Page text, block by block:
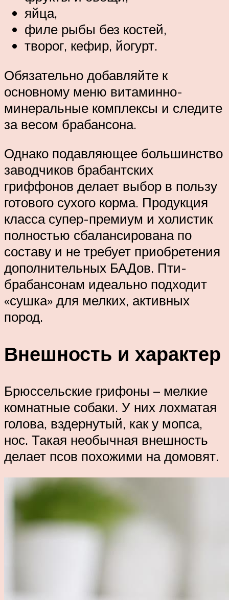
яйца,
филе рыбы без костей,
творог, кефир, йогурт.
Обязательно добавляйте к
основному меню витаминно-
минеральные комплексы и следите
за весом брабансона.
Однако подавляющее большинство
заводчиков брабантских
гриффонов делает выбор в пользу
готового сухого корма. Продукция
класса супер-премиум и холистик
полностью сбалансирована по
составу и не требует приобретения
дополнительных БАДов. Пти-
брабансонам идеально подходит
«сушка» для мелких, активных
пород.
Внешность и характер
Брюссельские грифоны – мелкие
комнатные собаки. У них лохматая
голова, вздернутый, как у мопса,
нос. Такая необычная внешность
делает псов похожими на домовят.